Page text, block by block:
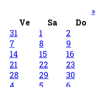
»
Ve Sa
Do
31 1
2
7 8
9
14 15
16
21 22
23
28 29
30